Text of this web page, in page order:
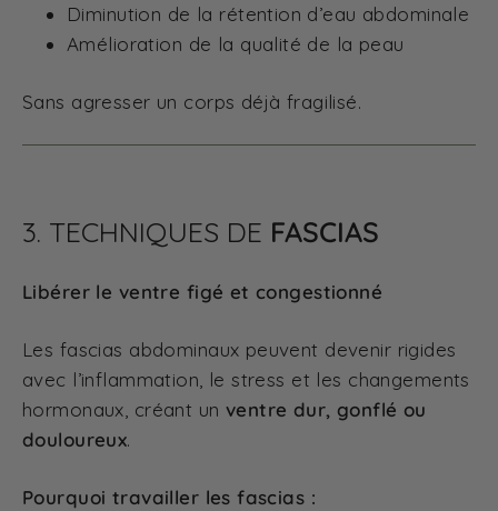
Diminution de la rétention d’eau abdominale
Amélioration de la qualité de la peau
Sans agresser un corps déjà fragilisé.
3. TECHNIQUES DE FASCIAS
Libérer le ventre figé et congestionné
Les fascias abdominaux peuvent devenir rigides
avec l’inflammation, le stress et les changements
hormonaux, créant un ventre dur, gonflé ou
douloureux.
Pourquoi travailler les fascias :